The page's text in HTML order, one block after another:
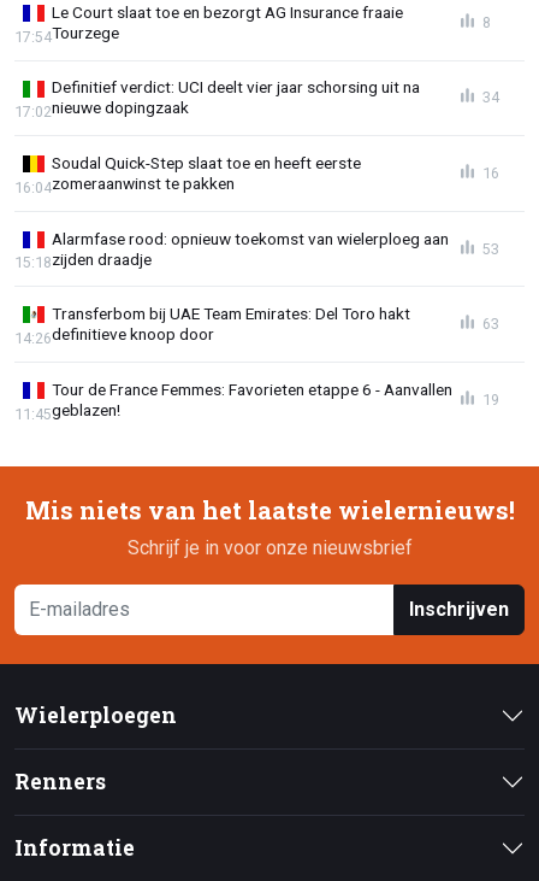
Le Court slaat toe en bezorgt AG Insurance fraaie
Tourzege
17:54
8
Definitief verdict: UCI deelt vier jaar schorsing uit na
nieuwe dopingzaak
17:02
34
Soudal Quick-Step slaat toe en heeft eerste
zomeraanwinst te pakken
16:04
16
Alarmfase rood: opnieuw toekomst van wielerploeg aan
zijden draadje
15:18
53
Transferbom bij UAE Team Emirates: Del Toro hakt
definitieve knoop door
14:26
63
Tour de France Femmes: Favorieten etappe 6 - Aanvallen
geblazen!
11:45
19
Mis niets van het laatste wielernieuws!
Schrijf je in voor onze nieuwsbrief
Inschrijven
Wielerploegen
Renners
Informatie